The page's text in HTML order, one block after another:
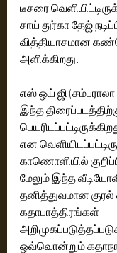
டீசரை
சாய் துர்கா தேஜ்
வித்தியாசமான
அளிக்கிறது.
எஸ் ஒய் ஜி (சம்பராலா
இந்த
என
காணொளியில்
மேலும் இந்த
தனித்துவமான குரல்
கதாபாத்திரங்கள்
ஒவ்வொன்றும்